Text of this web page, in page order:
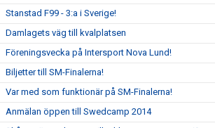
Stanstad F99 - 3:a i Sverige!
Damlagets väg till kvalplatsen
Föreningsvecka på Intersport Nova Lund!
Biljetter till SM-Finalerna!
Var med som funktionär på SM-Finalerna!
Anmälan öppen till Swedcamp 2014